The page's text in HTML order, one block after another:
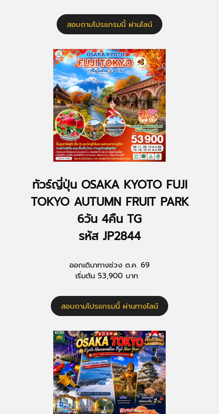
สอบถามโปรแกรมนี้ ผ่านไลน์
ทัวร์ญี่ปุ่น OSAKA KYOTO FUJI
TOKYO AUTUMN FRUIT PARK
6วัน 4คืน TG
รหัส JP2844
ออกเดินาทางช่วง ต.ค. 69
เริ่มต้น 53,900 บาท
สอบถามโปรแกรมนี้ ผ่านทางไลน์